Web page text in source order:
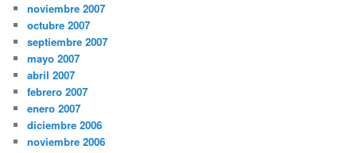
noviembre 2007
octubre 2007
septiembre 2007
mayo 2007
abril 2007
febrero 2007
enero 2007
diciembre 2006
noviembre 2006